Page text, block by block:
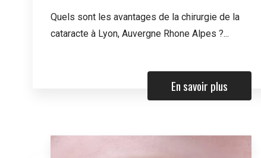
Quels sont les avantages de la chirurgie de la
cataracte à Lyon, Auvergne Rhone Alpes ?...
En savoir plus